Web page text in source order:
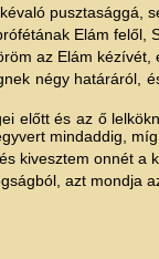
pusztasággá,
Elám
az Elám kézívét,
négy határáról,
előtt és az ő
mindaddig,
kivesztem onnét a
azt mondja